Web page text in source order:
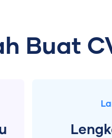
Buat